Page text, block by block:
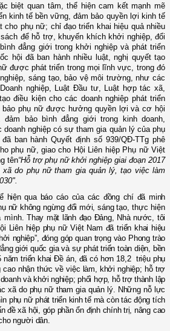
biệt quan tâm, thể hiện cam kết mạnh mẽ
kinh tế bền vững, đảm bảo quyền lợi kinh tế
cho phụ nữ; chỉ đạotriển khai hiệu quả nhiều
để hỗ trợ, khuyến khích khởi nghiệp, đổi
đẳng giới trong khởi nghiệp và phát triển
hội đã ban hành nhiều luật, nghị quyếttạo
được phát triển trong mọi lĩnh vực, trong đó
sáng tạo, bảo vệ môi trường, như các
nghiệp, Luật Đầu tư, Luật hợp tác xã,
tạo điều kiện cho các doanh nghiệp phát triển
bảo phụ nữ được hưởng quyền lợi và cơ hội
, đảm bảo bình đẳng giới trong kinh doanh,
doanh nghiệp có sự tham gia quản lý của phụ
ban hànhQuyết định số 939/QĐ-TTg phê
phụ nữ, giao cho Hội Liên hiệp Phụ nữ Việt
tên“Hỗ trợ phụ nữ khởi nghiệp giai đoạn 2017
do phụ nữ tham gia quản lý, tạo việc làm
hiện qua báo cáo của các đồng chí đã minh
nữ không ngừng đổi mới, sáng tạo, thực hiện
mình. Thay mặt lãnh đạo Đảng, Nhà nước , tôi
Liên hiệp phụ nữ Việt Nam đã triển khai hiệu
nghiệp”, đóng góp quan trọng vào Phong trào
giới quốc gia và sự phát triển toàn diện, bền
triển khai Đề án, đã có hơn 18,2 triệu phụ
nhận thức về việc làm, khởi nghiệp; hỗ trợ
và khởi nghiệp; phối hợp, hỗ trợ thành lập
xã do phụ nữ tham gia quản lý. Những nỗ lực
phụ nữ phát triển kinh tế mà còn tác động tích
đề xã hội, góp phần ổn định chính trị, nâng cao
người dân.